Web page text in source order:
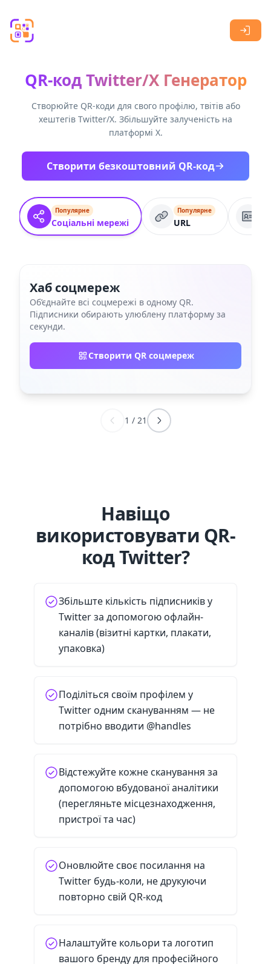
QR-код Twitter/X Генератор
Створюйте QR-коди для свого профілю, твітів або
хештегів Twitter/X. Збільшуйте залученість на
платформі X.
Створити безкоштовний QR-код
Популярне
Соціальні мережі
Популярне
URL
Хаб соцмереж
Об’єднайте всі соцмережі в одному QR.
Підписники обирають улюблену платформу за
секунди.
Створити QR соцмереж
1 / 21
Навіщо
використовувати QR-
код Twitter?
Збільште кількість підписників у
Twitter за допомогою офлайн-
каналів (візитні картки, плакати,
упаковка)
Поділіться своїм профілем у
Twitter одним скануванням — не
потрібно вводити @handles
Відстежуйте кожне сканування за
допомогою вбудованої аналітики
(перегляньте місцезнаходження,
пристрої та час)
Оновлюйте своє посилання на
Twitter будь-коли, не друкуючи
повторно свій QR-код
Налаштуйте кольори та логотип
вашого бренду для професійного